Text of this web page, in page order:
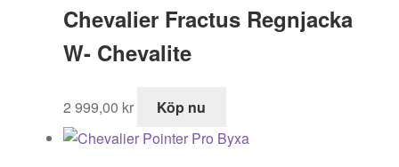
Chevalier Fractus Regnjacka
W- Chevalite
2 999,00 kr Köp nu